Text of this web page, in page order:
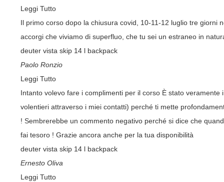
Leggi Tutto
Il primo corso dopo la chiusura covid, 10-11-12 luglio tre
accorgi che viviamo di superfluo, che tu sei un estraneo in
deuter vista skip 14 l backpack
Paolo Ronzio
Leggi Tutto
Intanto volevo fare i complimenti per il corso È stato
volentieri attraverso i miei contatti) perché ti mette
! Sembrerebbe un commento negativo perché si dice che
fai tesoro ! Grazie ancora anche per la tua disponibilità
deuter vista skip 14 l backpack
Ernesto Oliva
Leggi Tutto